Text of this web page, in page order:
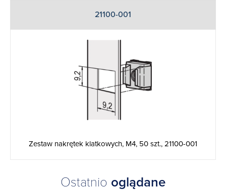
21100-001
Zestaw nakrętek klatkowych, M4, 50 szt., 21100-001
Ostatnio oglądane